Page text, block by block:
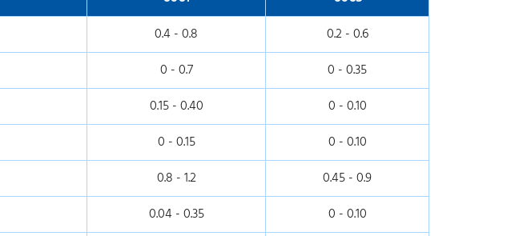
0.4 - 0.8
0.2 - 0.6
0 - 0.7
0 - 0.35
0.15 - 0.40
0 - 0.10
0 - 0.15
0 - 0.10
0.8 - 1.2
0.45 - 0.9
0.04 - 0.35
0 - 0.10